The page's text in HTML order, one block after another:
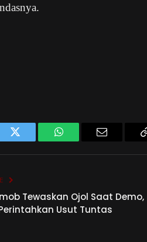
Twitter WhatsApp
Tewaskan Ojol Saat Demo,
Usut Tuntas